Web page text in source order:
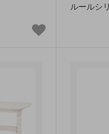
ルールシ